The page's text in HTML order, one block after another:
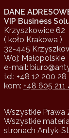
DANE
VIP Business
Krzyszkowice 62
( koło Krakowa )
32-445
Woj: Małopolskie
e-mail:
tel: +48 12 200 28
kom: +48 605 211
Wszystkie Prawa
Wszystkie
stronach Antyk-